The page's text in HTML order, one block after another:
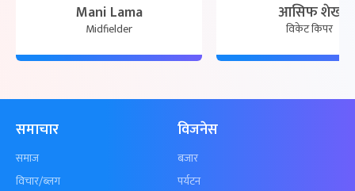
Mani Lama
Midfielder
आसिफ शेख
विकेट किपर
समाचार
समाज
विचार/ब्लग
विजनेस
बजार
पर्यटन